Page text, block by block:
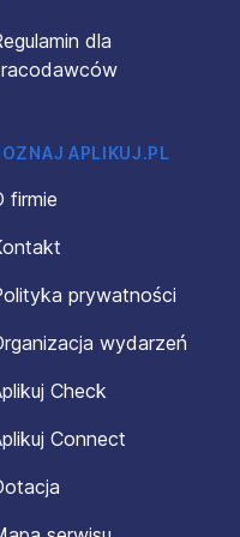
podanie moich
dobrowolne. Wiem też,
przetwarzania danych
Urzędu Ochrony
Matczakiem, wysyłając
adres
na adres agencji
pod nr tel.
i
granicą (KRAZ 7822).
dla
APLIKUJ.PL
firmie
prywatności
wydarzeń
Check
Connect